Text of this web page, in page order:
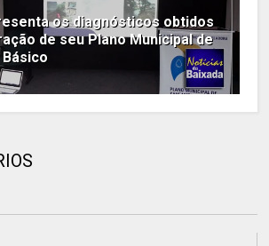
os diagnósticos obtidos
de seu Plano Municipal de